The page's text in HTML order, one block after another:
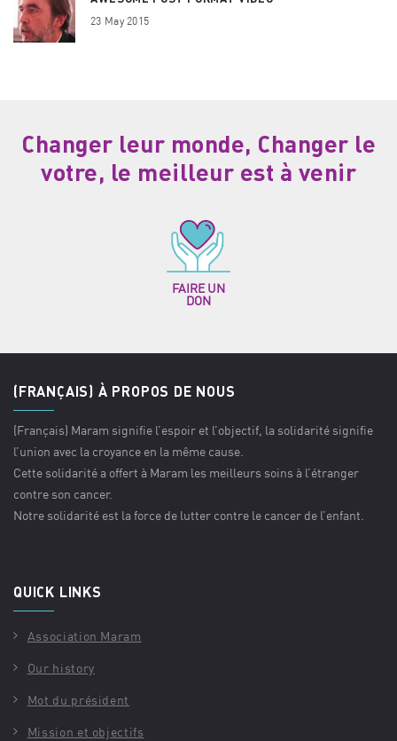
23 May 2015
Changer leur monde, Changer le
votre, le meilleur est à venir
FAIRE UN
DON
(FRANÇAIS) À PROPOS DE NOUS
(Français) Maram signifie l’espoir et l’objectif, la solidarité signifie
l’union avec la croyance en la même cause.
Cette solidarité a offert à Maram les meilleurs soins à l’étranger
contre son cancer.
Notre solidarité est la force de lutter contre le cancer de l’enfant.
QUICK LINKS
Association Maram
Our history
Mot du président
Mission et objectifs